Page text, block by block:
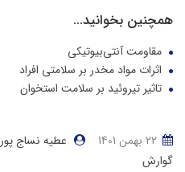
همچنین بخوانید...
مقاومت آنتی‌بیوتیکی
اثرات مواد مخدر بر سلامتی افراد
تاثیر تیروئید بر سلامت استخوان
عطیه نساج پور
گوارش